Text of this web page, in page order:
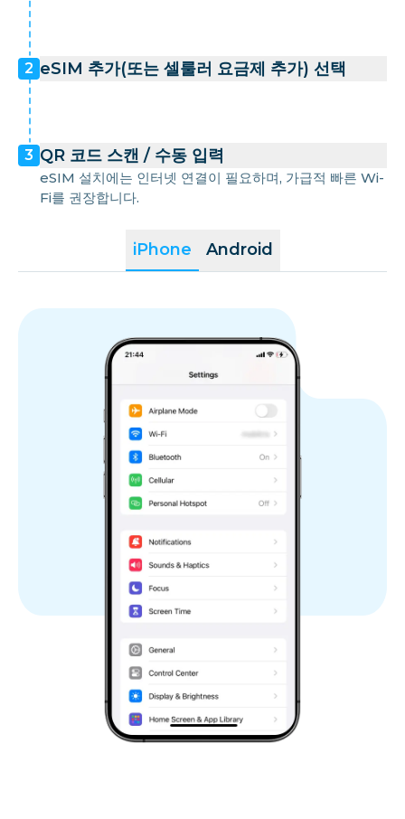
iPhone Android
2 eSIM 추가(또는 셀룰러 요금제 추가) 선택
3 QR 코드 스캔 / 수동 입력
eSIM 설치에는 인터넷 연결이 필요하며, 가급적 빠른 Wi-
Fi를 권장합니다.